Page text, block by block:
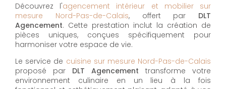
Découvrez l'agencement intérieur et mobilier sur
mesure Nord-Pas-de-Calais, offert par DLT
Agencement. Cette prestation inclut la création de
pièces uniques, conçues spécifiquement pour
harmoniser votre espace de vie.
Le service de cuisine sur mesure Nord-Pas-de-Calais
proposé par DLT Agencement transforme votre
environnement culinaire en un lieu à la fois